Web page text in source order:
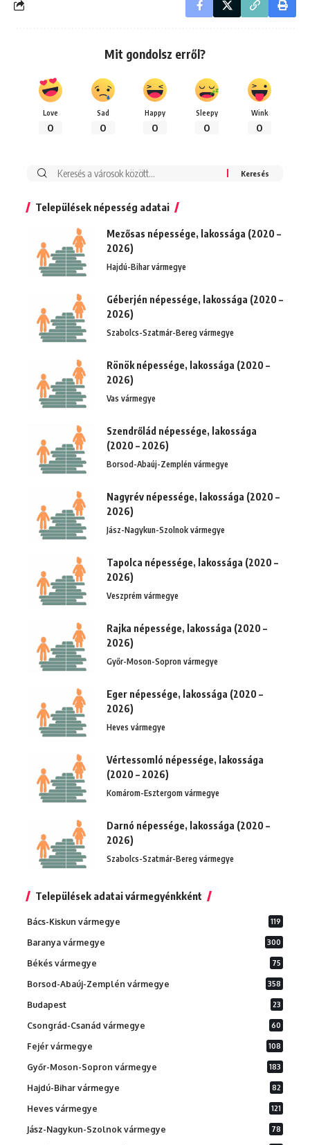
Mit gondolsz erről?
Love
0
Sad
0
Happy
0
Sleepy
0
Wink
0
Keresés:
Települések népesség adatai
Mezősas népessége, lakossága (2020 –
2026)
Hajdú-Bihar vármegye
Géberjén népessége, lakossága (2020 –
2026)
Szabolcs-Szatmár-Bereg vármegye
Rönök népessége, lakossága (2020 –
2026)
Vas vármegye
Szendrőlád népessége, lakossága
(2020 – 2026)
Borsod-Abaúj-Zemplén vármegye
Nagyrév népessége, lakossága (2020 –
2026)
Jász-Nagykun-Szolnok vármegye
Tapolca népessége, lakossága (2020 –
2026)
Veszprém vármegye
Rajka népessége, lakossága (2020 –
2026)
Győr-Moson-Sopron vármegye
Eger népessége, lakossága (2020 –
2026)
Heves vármegye
Vértessomló népessége, lakossága
(2020 – 2026)
Komárom-Esztergom vármegye
Darnó népessége, lakossága (2020 –
2026)
Szabolcs-Szatmár-Bereg vármegye
Települések adatai vármegyénkként
Bács-Kiskun vármegye 119
Baranya vármegye 300
Békés vármegye 75
Borsod-Abaúj-Zemplén vármegye 358
Budapest 23
Csongrád-Csanád vármegye 60
Fejér vármegye 108
Győr-Moson-Sopron vármegye 183
Hajdú-Bihar vármegye 82
Heves vármegye 121
Jász-Nagykun-Szolnok vármegye 78